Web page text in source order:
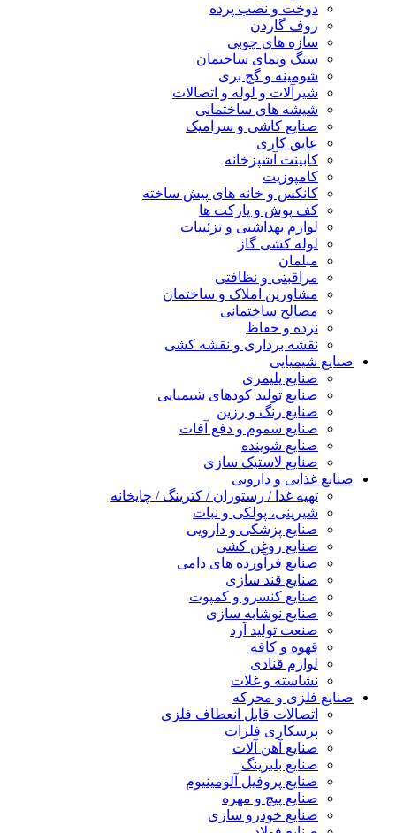
دوخت و نصب پرده
روف گاردن
سازه های چوبی
سنگ ونمای ساختمان
شومینه و گچ بری
شیرآلات و لوله و اتصالات
شیشه های ساختمانی
صنایع کاشی و سرامیک
عایق کاری
کابینت آشپزخانه
کامپوزیت
کانکس و خانه های پیش ساخته
کف پوش و پارکت ها
لوازم بهداشتی و تزئینات
لوله کشی گاز
مبلمان
مراقبتی و نظافتی
مشاورین املاک و ساختمان
مصالح ساختمانی
نرده و حفاظ
نقشه برداری و نقشه کشی
صنایع شیمیایی
صنایع پلیمری
صنایع تولید کودهای شیمیایی
صنایع رنگ و رزین
صنایع سموم و دفع آفات
صنایع شوینده
صنایع لاستیک سازی
صنایع غذایی و دارویی
تهیه غذا / رستوران / کترینگ / چایخانه
شیرینی، پولکی و نبات
صنایع پزشکی و دارویی
صنایع روغن کشی
صنایع فرآورده های دامی
صنایع قند سازی
صنایع کنسرو و کمپوت
صنایع نوشابه سازی
صنعت تولید آرد
قهوه و کافه
لوازم قنادی
نشاسته و غلات
صنایع فلزی و محرکه
اتصالات قابل انعطاف فلزی
پرسکاری فلزات
صنایع آهن آلات
صنایع بلبرینگ
صنایع پروفیل آلومینیوم
صنایع پیچ و مهره
صنایع خودرو سازی